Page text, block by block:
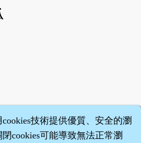
技術提供優質、安全的瀏
cookies可能導致無法正常瀏